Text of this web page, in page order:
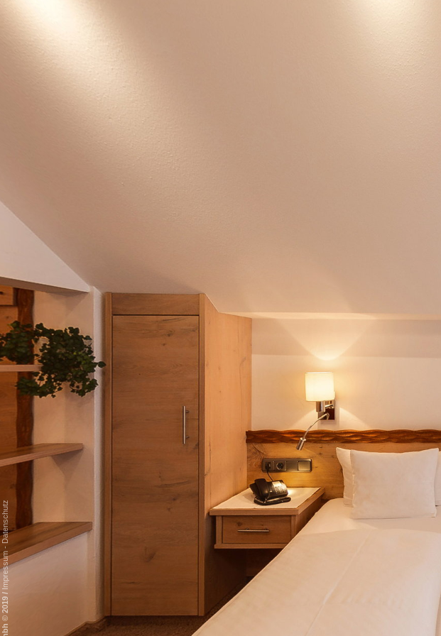
/
Impressum
-
Datenschutz